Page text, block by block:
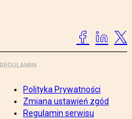
REGULAMIN
Polityka Prywatności
Zmiana ustawień zgód
Regulamin serwisu